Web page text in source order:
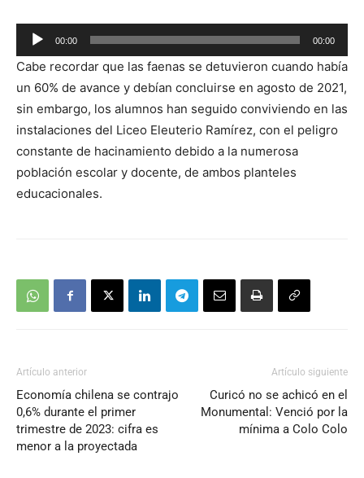
Reproductor
de
audio
00:00 00:00
Cabe recordar que las faenas se detuvieron cuando había
un 60% de avance y debían concluirse en agosto de 2021,
sin embargo, los alumnos han seguido conviviendo en las
instalaciones del Liceo Eleuterio Ramírez, con el peligro
constante de hacinamiento debido a la numerosa
población escolar y docente, de ambos planteles
educacionales.
Artículo anterior
Economía chilena se contrajo
0,6% durante el primer
trimestre de 2023: cifra es
menor a la proyectada
Artículo siguiente
Curicó no se achicó en el
Monumental: Venció por la
mínima a Colo Colo